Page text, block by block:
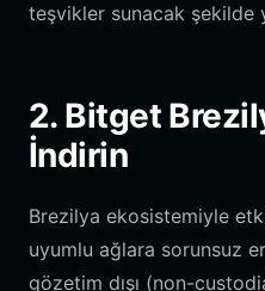
teşvikler sunacak şekilde
2. Bitget
İndirin
Brezilya ekosistemiyle
uyumlu ağlara sorunsuz
gözetim dışı (non-